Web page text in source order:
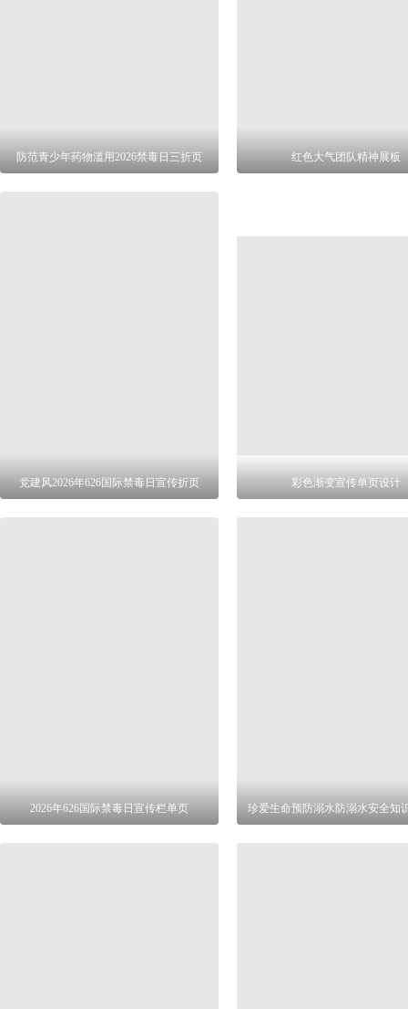
防范青少年药物滥用2026禁毒日三折页 红色大气团队精神展板
党建风2026年626国际禁毒日宣传折页 彩色渐变宣传单页设计
2026年626国际禁毒日宣传栏单页 珍爱生命预防溺水防溺水安全知